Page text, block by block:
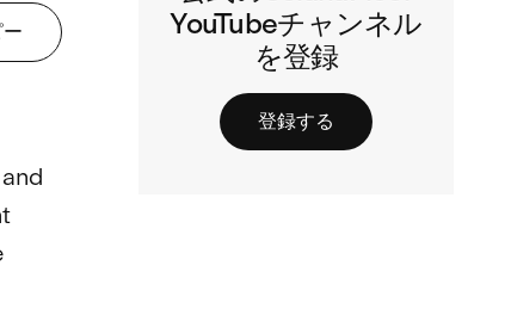
YouTubeチャンネル
を登録
登録する